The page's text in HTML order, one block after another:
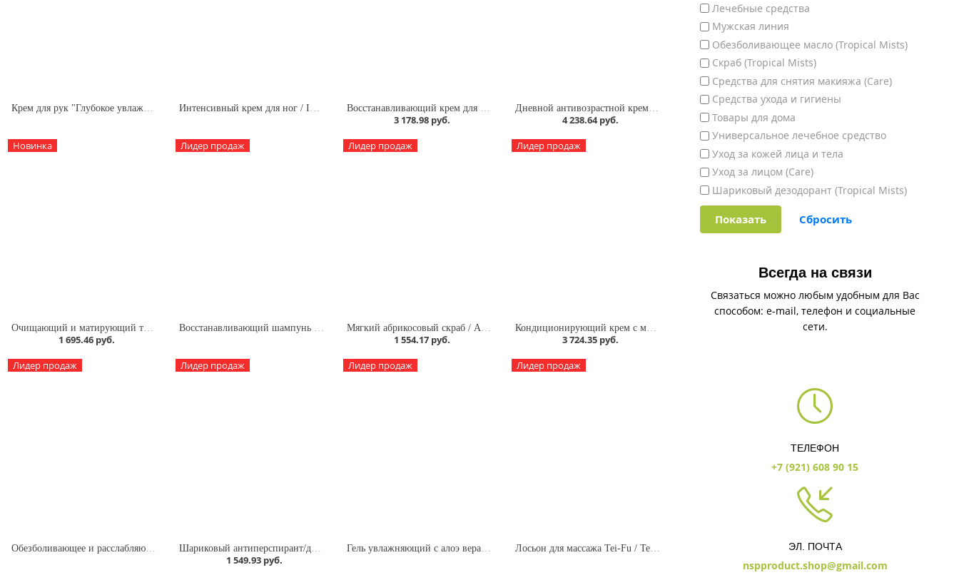
Лечебные средства
Мужская линия
Обезболивающее масло (Tropical Mists)
Скраб (Tropical Mists)
Средства для снятия макияжа (Care)
Средства ухода и гигиены
Товары для дома
Универсальное лечебное средство
Уход за кожей лица и тела
Уход за лицом (Care)
Шариковый дезодорант (Tropical Mists)
Всегда на связи
Связаться можно любым удобным для Вас
способом: e-mail, телефон и социальные
сети.
ТЕЛЕФОН
+7 (921) 608 90 15
ЭЛ. ПОЧТА
nspproduct.shop@gmail.com
3 178.98 руб.
Дневной антивозрастной крем для лица SPF15 40+ / Day Anti-age Face Cream SPF 15 40+
4 238.64 руб.
Новинка
Очищающий и матирующий тоник для лица / Purifying and Mattifying Toner
1 695.46 руб.
Лидер продаж
Восстанавливающий шампунь / New!Restoring Shampoo «Health and Shine»
Лидер продаж
Мягкий абрикосовый скраб / Apri-Cleanse
1 554.17 руб.
Лидер продаж
Кондиционирующий крем с маслом какао / Cocoa Butter Cream
3 724.35 руб.
Лидер продаж
Лидер продаж
1 549.93 руб.
Лидер продаж Лидер продаж
Лосьон для массажа Tei-Fu / Tei-Fu® massage lotion